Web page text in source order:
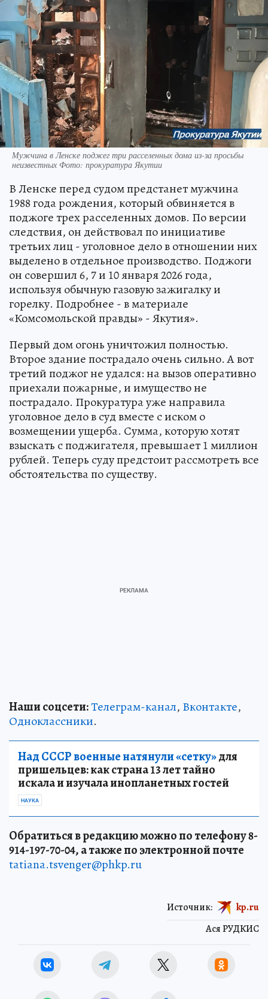
Мужчина в Ленске поджег три расселенных дома из-за просьбы
неизвестных Фото: прокуратура Якутии
В Ленске перед судом предстанет мужчина
1988 года рождения, который обвиняется в
поджоге трех расселенных домов. По версии
следствия, он действовал по инициативе
третьих лиц - уголовное дело в отношении них
выделено в отдельное производство. Поджоги
он совершил 6, 7 и 10 января 2026 года,
используя обычную газовую зажигалку и
горелку. Подробнее - в материале
«Комсомольской правды» - Якутия».
Первый дом огонь уничтожил полностью.
Второе здание пострадало очень сильно. А вот
третий поджог не удался: на вызов оперативно
приехали пожарные, и имущество не
пострадало. Прокуратура уже направила
уголовное дело в суд вместе с иском о
возмещении ущерба. Сумма, которую хотят
взыскать с поджигателя, превышает 1 миллион
рублей. Теперь суду предстоит рассмотреть все
обстоятельства по существу.
Наши соцсети:Телеграм-канал, Вконтакте,
Одноклассники.
Над СССР военные натянули «сетку»для
пришельцев: как страна 13 лет тайно
искала и изучала инопланетных гостей
НАУКА
Обратиться в редакцию можно по телефону 8-
914-197-70-04, а также по электронной почте
tatiana.tsvenger@phkp.ru
Ася РУДКИС
Источник: kp.ru